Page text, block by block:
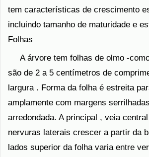
tem características de crescimento
incluindo tamanho de maturidade e
Folhas
A árvore tem folhas de olmo -
são de 2 a 5 centímetros de
largura . Forma da folha é estreita
amplamente com margens
arredondada. A principal , veia
nervuras laterais crescer a partir da
lados superior da folha varia entre